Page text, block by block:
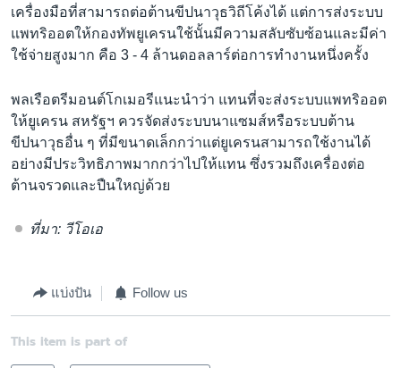
เครื่องมือที่สามารถต่อต้านขีปนาวุธวิถีโค้งได้ แต่การส่งระบบ
แพทริออตให้กองทัพยูเครนใช้นั้นมีความสลับซับซ้อนและมีค่า
ใช้จ่ายสูงมาก คือ 3 - 4 ล้านดอลลาร์ต่อการทำงานหนึ่งครั้ง
พลเรือตรีมอนต์โกเมอรีแนะนำว่า แทนที่จะส่งระบบแพทริออต
ให้ยูเครน สหรัฐฯ ควรจัดส่งระบบนาแซมส์หรือระบบต้าน
ขีปนาวุธอื่น ๆ ที่มีขนาดเล็กกว่าแต่ยูเครนสามารถใช้งานได้
อย่างมีประวิทธิภาพมากกว่าไปให้แทน ซึ่งรวมถึงเครื่องต่อ
ต้านจรวดและปืนใหญ่ด้วย
ที่มา: วีโอเอ
แบ่งปัน Follow us
This item is part of